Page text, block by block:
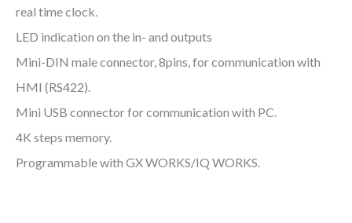
real time clock.
LED indication on the in- and outputs
Mini-DIN male connector, 8pins, for communication with
HMI (RS422).
Mini USB connector for communication with PC.
4K steps memory.
Programmable with GX WORKS/IQ WORKS.